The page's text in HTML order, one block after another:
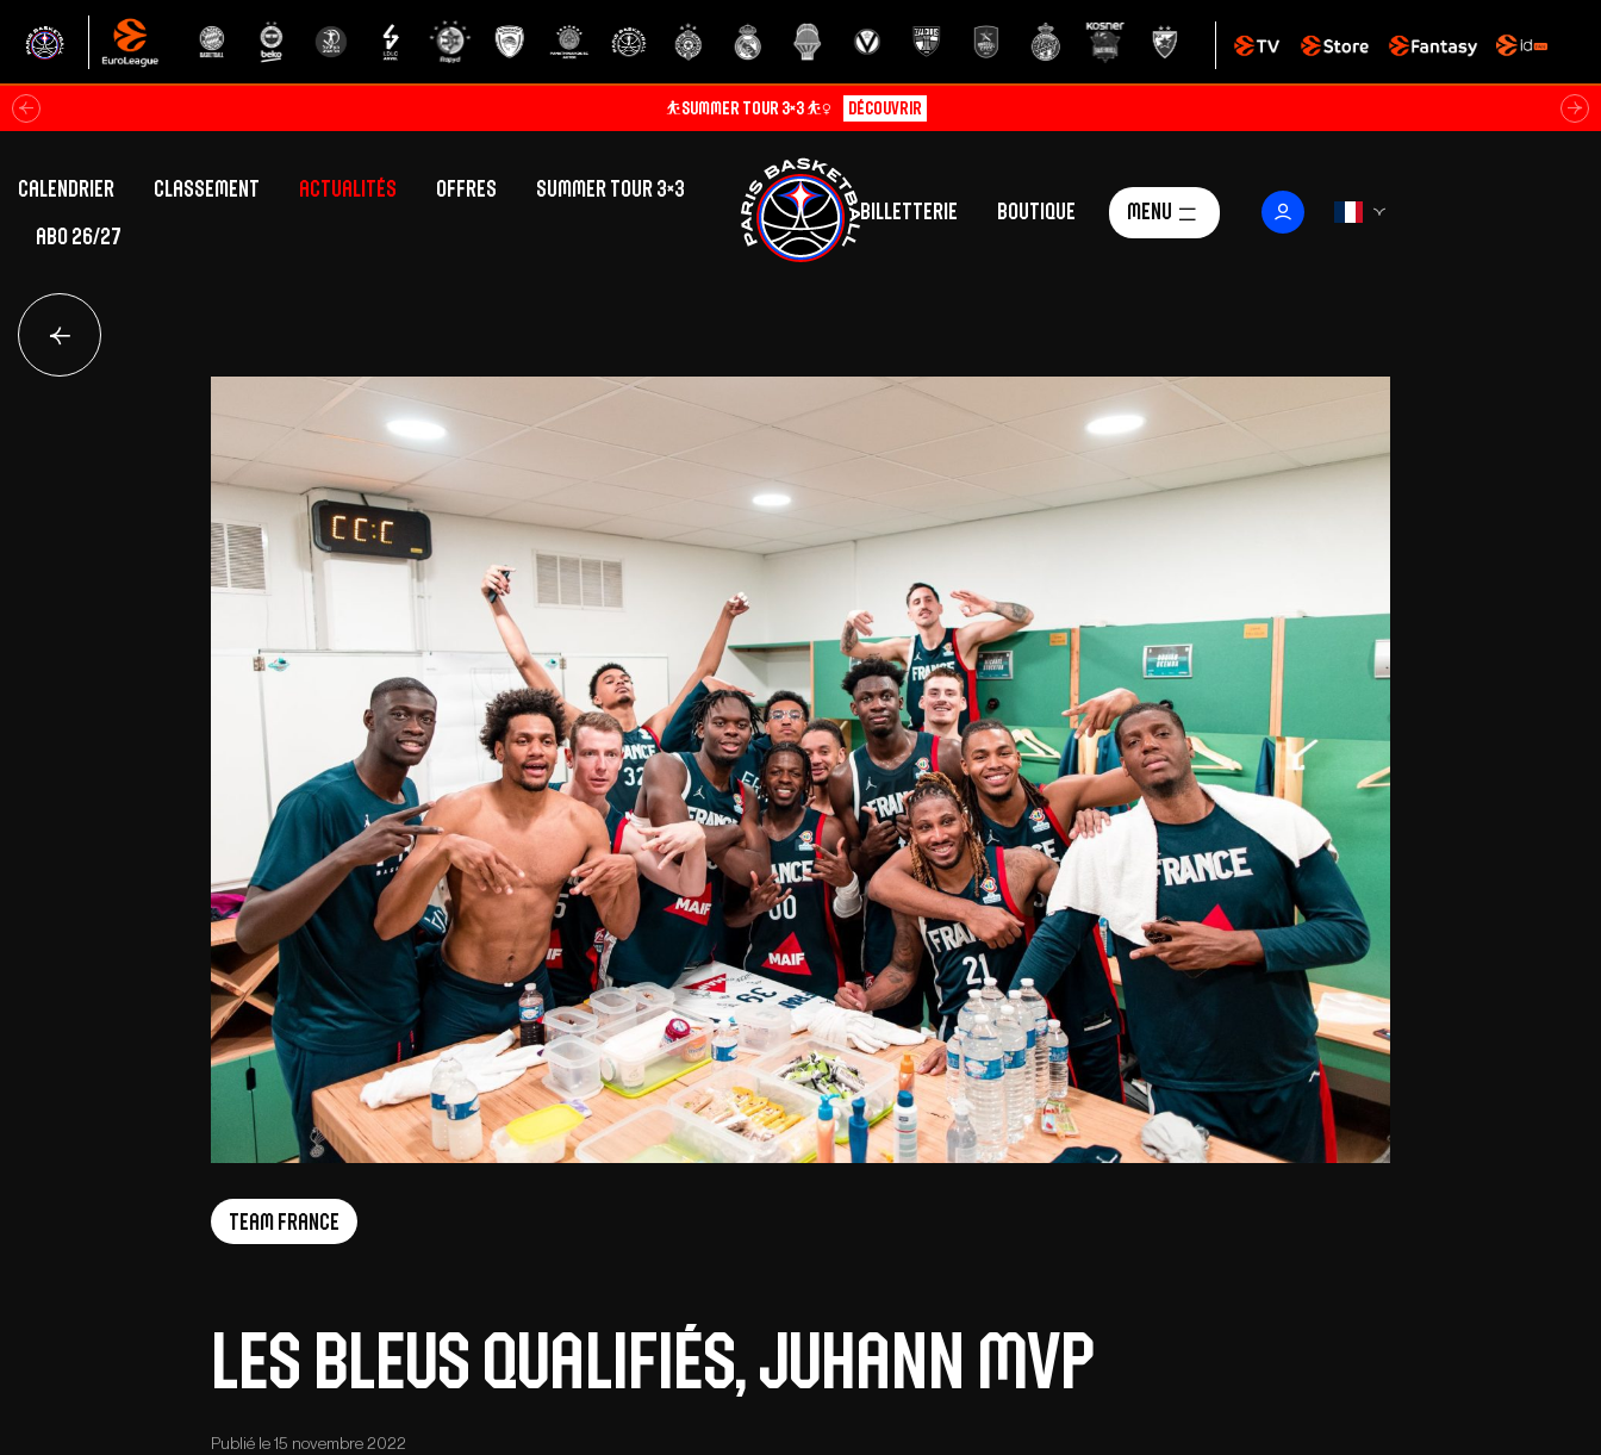
⛹️SUMMER TOUR 3×3 ⛹️‍♀️ Découvrir
Calendrier
Classement
Classement Betclic Elite
Actualités
Offres
SUMMER TOUR 3×3
ABO 26/27
Billetterie Boutique Menu
Équipe Première
Classement Betclic Elite
Classement EuroLeague
Présentation
Effectif
La vie au centre
Effectif
Histoire
Foundation
Parisii
Contact
Offres Grand Public Offres Hospitalités
Courtside Club
Central House
Suites
FAQ
Adidas Arena
Accès et informations
Arena Tour
Événements et séminaires
Entertainment
FAQ
Partenaires
Nos partenaires
Devenir partenaire
Business Club
Team France
Les Bleus qualifiés, Juhann MVP
Publié le 15 novembre 2022